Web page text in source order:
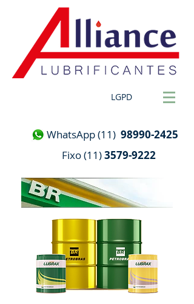
LGPD
WhatsApp (11) 98990-2425
Fixo (11)3579-9222